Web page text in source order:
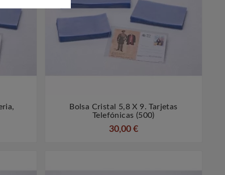
 
Bolsa Cristal 5,8 X 9. Tarjetas
Telefónicas (500)
30,00 €